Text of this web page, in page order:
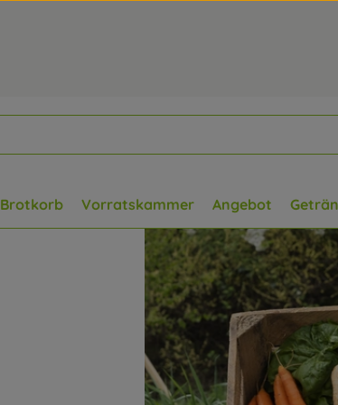
Brotkorb Vorratskammer Angebot